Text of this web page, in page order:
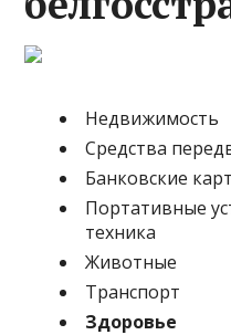
Недвижимость
Средства
Банковские
Портативные
техника
Животные
Транспорт
Здоровье